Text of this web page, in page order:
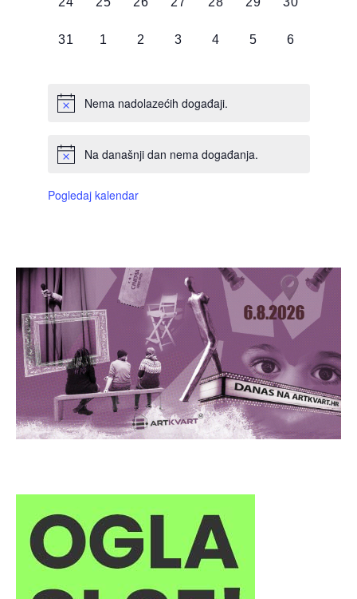
0
31
0
1
0
2
0
3
0
4
0
5
0
6
Nema nadolazećih događaji.
Na današnji dan nema događanja.
Pogledaj kalendar